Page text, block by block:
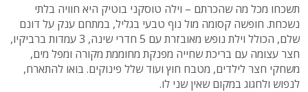
תשכחו מכל מה שהכרתם – וילה טוסקני בוטיק היא חוויה בלתי
נשכחת. חופשה קסומה מול נוף טבעי בגליל, במתחם ענק על דונם
שלם, הכולל וילת נופש מאובזרת עם 5 חדרי שינה, 3 עמדות ברביקיו,
חצר עצומה עם בריכת שחייה מפנקת מחוממת מקורה ומפל מים,
משחקי חצר לילדים, מטבח חוץ ועוד שלל פינוקים. בואו להתארח,
לנפוש ולחגוג במקום שאין שני לו.